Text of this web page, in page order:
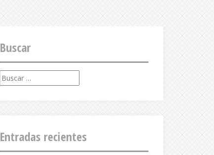
Buscar
Buscar:
Entradas recientes